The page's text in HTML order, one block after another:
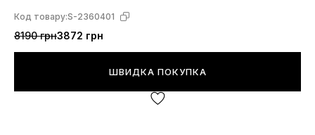
Код товару:S-2360401
8190 грн3872 грн
ШВИДКА ПОКУПКА